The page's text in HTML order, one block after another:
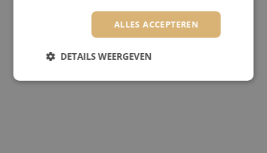
ALLES ACCEPTEREN
DETAILS WEERGEVEN